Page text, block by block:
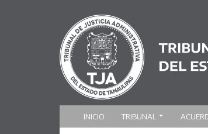
INICIO TRIBUNAL